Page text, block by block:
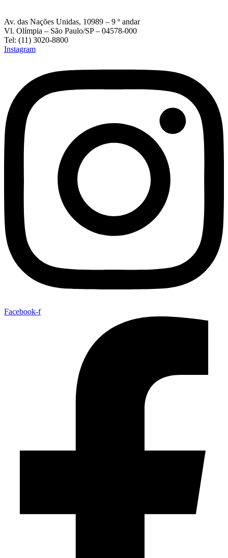
Av. das Nações Unidas, 10989 – 9 º andar
Vl. Olímpia – São Paulo/SP – 04578-000
Tel: (11) 3020-8800
Instagram
Facebook-f